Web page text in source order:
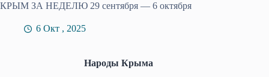
КРЫМ ЗА НЕДЕЛЮ 29 сентября — 6 октября
6 Окт , 2025
Народы Крыма